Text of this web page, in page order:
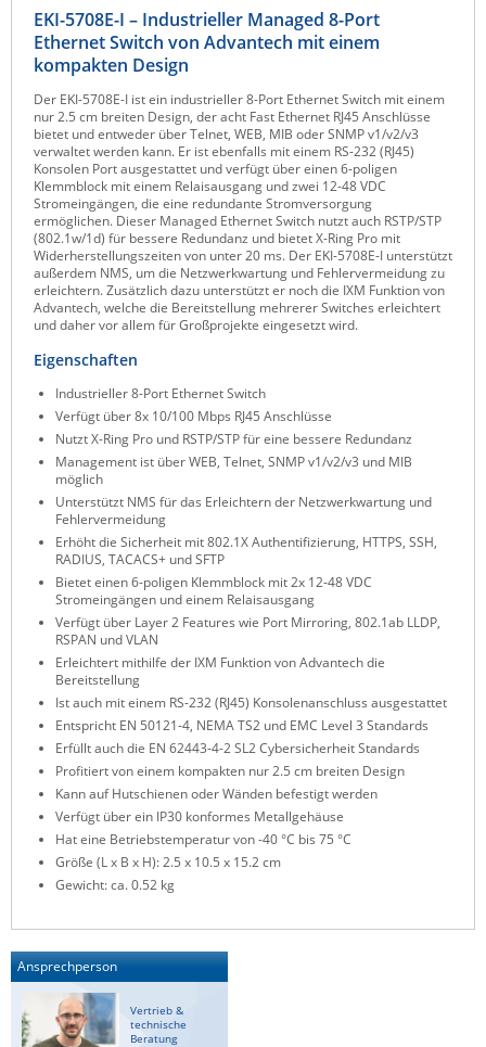
Power Kingdom
Poynting
Raritan
Riello UPS
Server Technology
Siretta
SIRIO Antenne
Sunbird
Tactical Software
TEKTELIC
Teltonika
Unwired Networks
Vision
WATTECO
Westermo
Yuasa
ZPE Systems
News zu unseren Herstellern
EKI-5708E-I – Industrieller Managed 8-Port
Ethernet Switch von Advantech mit einem
kompakten Design
Der EKI-5708E-I ist ein industrieller 8-Port Ethernet Switch mit einem
nur 2.5 cm breiten Design, der acht Fast Ethernet RJ45 Anschlüsse
bietet und entweder über Telnet, WEB, MIB oder SNMP v1/v2/v3
verwaltet werden kann. Er ist ebenfalls mit einem RS-232 (RJ45)
Konsolen Port ausgestattet und verfügt über einen 6-poligen
Klemmblock mit einem Relaisausgang und zwei 12-48 VDC
Stromeingängen, die eine redundante Stromversorgung
ermöglichen. Dieser Managed Ethernet Switch nutzt auch RSTP/STP
(802.1w/1d) für bessere Redundanz und bietet X-Ring Pro mit
Widerherstellungszeiten von unter 20 ms. Der EKI-5708E-I unterstützt
außerdem NMS, um die Netzwerkwartung und Fehlervermeidung zu
erleichtern. Zusätzlich dazu unterstützt er noch die IXM Funktion von
Advantech, welche die Bereitstellung mehrerer Switches erleichtert
und daher vor allem für Großprojekte eingesetzt wird.
Eigenschaften
Industrieller 8-Port Ethernet Switch
Verfügt über 8x 10/100 Mbps RJ45 Anschlüsse
Nutzt X-Ring Pro und RSTP/STP für eine bessere Redundanz
Management ist über WEB, Telnet, SNMP v1/v2/v3 und MIB
möglich
Unterstützt NMS für das Erleichtern der Netzwerkwartung und
Fehlervermeidung
Erhöht die Sicherheit mit 802.1X Authentifizierung, HTTPS, SSH,
RADIUS, TACACS+ und SFTP
Bietet einen 6-poligen Klemmblock mit 2x 12-48 VDC
Stromeingängen und einem Relaisausgang
Verfügt über Layer 2 Features wie Port Mirroring, 802.1ab LLDP,
RSPAN und VLAN
Erleichtert mithilfe der IXM Funktion von Advantech die
Bereitstellung
Ist auch mit einem RS-232 (RJ45) Konsolenanschluss ausgestattet
Entspricht EN 50121-4, NEMA TS2 und EMC Level 3 Standards
Erfüllt auch die EN 62443-4-2 SL2 Cybersicherheit Standards
Profitiert von einem kompakten nur 2.5 cm breiten Design
Kann auf Hutschienen oder Wänden befestigt werden
Verfügt über ein IP30 konformes Metallgehäuse
Hat eine Betriebstemperatur von -40 °C bis 75 °C
Größe (L x B x H): 2.5 x 10.5 x 15.2 cm
Gewicht: ca. 0.52 kg
Ansprechperson
Vertrieb &
technische
Beratung